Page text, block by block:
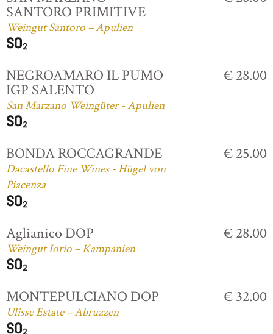
SANTORO PRIMITIVE
Weingut Santoro – Apulien
NEGROAMARO IL PUMO
IGP SALENTO
San Marzano Weingüter - Apulien
€ 28.00
BONDA ROCCAGRANDE
Dacastello Fine Wines - Hügel von
Piacenza
€ 25.00
Aglianico DOP
Weingut Iorio – Kampanien
€ 28.00
MONTEPULCIANO DOP
Ulisse Estate – Abruzzen
€ 32.00